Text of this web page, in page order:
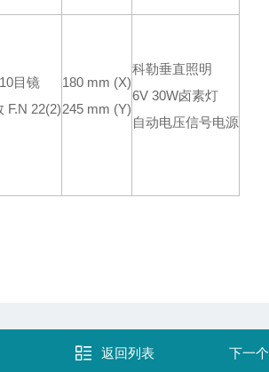
目镜
F.N 22(2)
180 mm (X)
245 mm (Y)
科勒垂直照明
6V 30W卤素灯
自动电压信号电源
返回列表 下一个